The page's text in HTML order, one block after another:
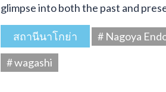
glimpse into both the past and
สถานีนาโกย่า # Nagoya
# wagashi